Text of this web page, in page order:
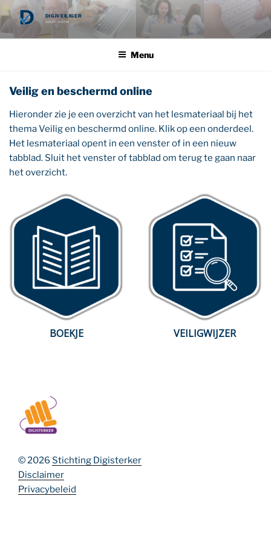
Ga
naar
de
DIGIVEILIGER
zeker online
Menu
Veilig en beschermd online
Hieronder zie je een overzicht van het lesmateriaal bij het
thema Veilig en beschermd online. Klik op een onderdeel.
Het lesmateriaal opent in een venster of in een nieuw
tabblad. Sluit het venster of tabblad om terug te gaan naar
het overzicht.
BOEKJE VEILIGWIJZER
© 2026 Stichting Digisterker
Disclaimer
Privacybeleid